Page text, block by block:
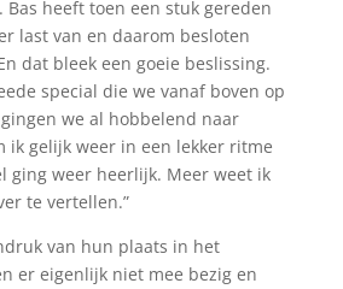
heeft toen een stuk gereden
last van en daarom besloten
dat bleek een goeie beslissing.
special die we vanaf boven op
we al hobbelend naar
ik gelijk weer in een lekker ritme
ging weer heerlijk. Meer weet ik
te vertellen.”
van hun plaats in het
er eigenlijk niet mee bezig en